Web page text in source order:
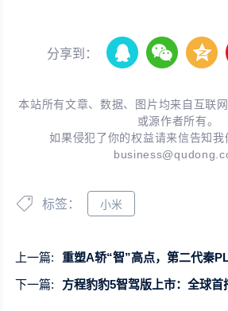
分享到：
本站所有文章、数据、图片均来自互联
或源作者所有。
如果侵犯了你的权益请来信告知我
标签： 小米
上一篇:
重塑A轿“智”高点，第二代秦PLUS智
下一篇:
方程豹豹5智驾版上市：全球首搭“天神之眼+华为